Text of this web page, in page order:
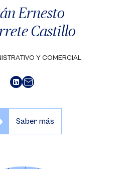
Ernesto
Castillo
Y COMERCIAL
Saber más